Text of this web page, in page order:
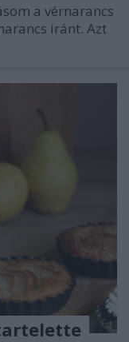
a vérnarancs
iránt. Azt